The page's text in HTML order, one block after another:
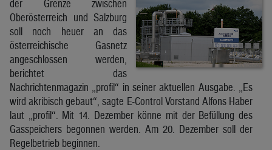
der Grenze zwischen
Oberösterreich und Salzburg
soll noch heuer an das
österreichische Gasnetz
angeschlossen werden,
berichtet das
Nachrichtenmagazin „profil“ in seiner aktuellen Ausgabe. „Es
wird akribisch gebaut“, sagte E-Control Vorstand Alfons Haber
laut „profil“. Mit 14. Dezember könne mit der Befüllung des
Gasspeichers begonnen werden. Am 20. Dezember soll der
Regelbetrieb beginnen.